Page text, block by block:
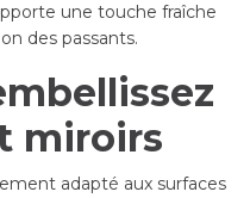
une touche fraîche
des passants.
miroirs
adapté aux surfaces